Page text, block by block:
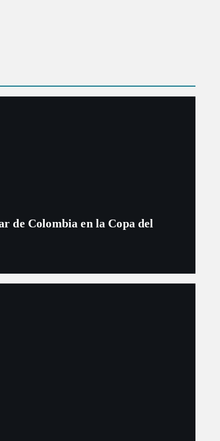
de Colombia en la Copa del